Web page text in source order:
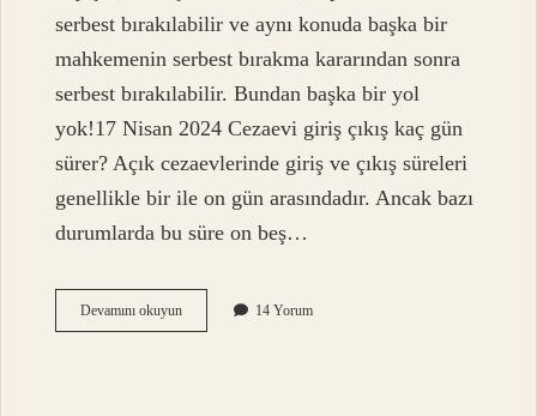
serbest bırakılabilir ve aynı konuda başka bir
mahkemenin serbest bırakma kararından sonra
serbest bırakılabilir. Bundan başka bir yol
yok!17 Nisan 2024 Cezaevi giriş çıkış kaç gün
sürer? Açık cezaevlerinde giriş ve çıkış süreleri
genellikle bir ile on gün arasındadır. Ancak bazı
durumlarda bu süre on beş…
Devamını okuyunCezaevinden
Çıkışlar
14 Yorum